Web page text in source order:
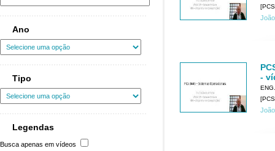
Ano
Tipo
Legendas
Busca apenas em vídeos
-